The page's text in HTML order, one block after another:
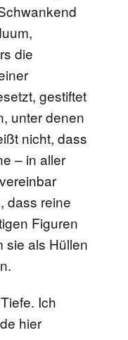
die
gestiftet
unter denen
nicht, dass
– in aller
dass reine
Figuren
sie als Hüllen
Ich
hier